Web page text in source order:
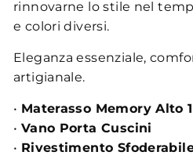
rinnovarne lo stile nel
e colori diversi.
Eleganza essenziale,
artigianale.
• Materasso Memory Alto
• Vano Porta Cuscini
• Rivestimento